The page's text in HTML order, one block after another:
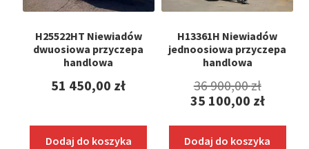
H25522HT Niewiadów
dwuosiowa przyczepa
handlowa
51 450,00 zł
Dodaj do koszyka
H13361H Niewiadów
jednoosiowa przyczepa
handlowa
36 900,00zł
cena
35 100,00 zł
cena
Dodaj do koszyka